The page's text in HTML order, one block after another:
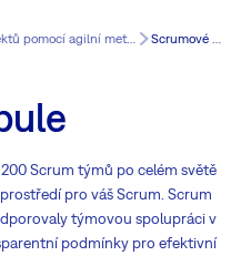
Vedení projektů pomocí agilní metodiky v Easy8 Scrumové tabule
Scrum týmů po celém světě
pro váš Scrum. Scrum
týmovou spolupráci v
podmínky pro efektivní